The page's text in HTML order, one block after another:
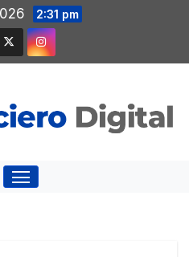
2:31 pm